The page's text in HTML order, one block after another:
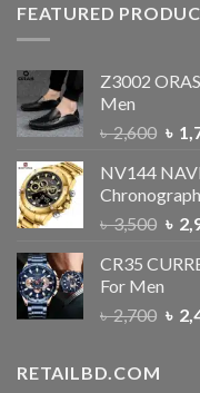
FEATURED
Z3002
Men
৳2,600 ৳
NV144
৳3,500 ৳
CR35
For Men
৳2,700 ৳
RETAILBD.COM